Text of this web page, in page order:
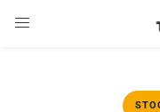
Enter your username